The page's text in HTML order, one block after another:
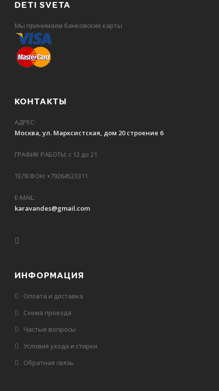
DETI SVETA
Мы принимаем банковские карты
КОНТАКТЫ
АДРЕС:
Москва, ул. Марксистская, дом 20 строение 6
ГРАФИК РАБОТЫ: с 12 до 21
ТЕЛЕФОН: +79264523311
E-MAIL:
karavandes@gmail.com
ИНФОРМАЦИЯ
Оплата и доставка
Схема проезда
Частые вопросы
Условия ухода и стирки
Обратная связь